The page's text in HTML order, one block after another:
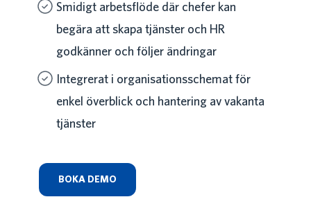
Smidigt arbetsflöde där chefer kan
begära att skapa tjänster och HR
godkänner och följer ändringar
Integrerat i organisationsschemat för
enkel överblick och hantering av vakanta
tjänster
BOKA DEMO